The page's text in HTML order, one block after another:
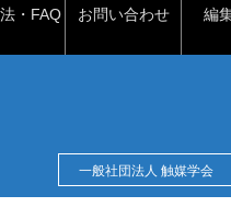
・FAQ お問い合わせ 編
一般社団法人 触媒学会